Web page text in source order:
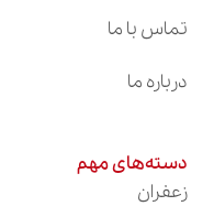
تماس با ما
درباره ما
دسته‌های مهم
زعفران